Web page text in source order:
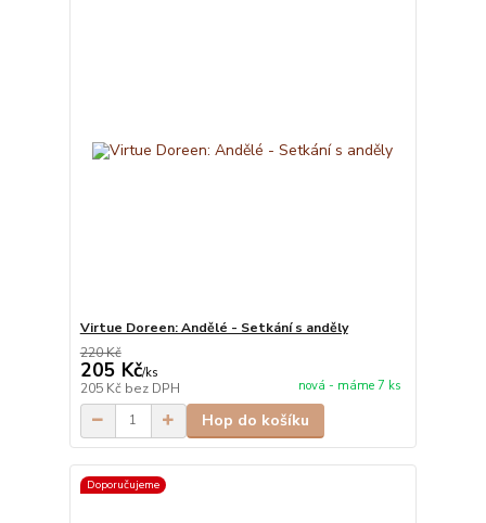
Virtue Doreen: Andělé - Setkání s anděly
220 Kč
205 Kč/ks
205 Kč bez DPH nová - máme 7 ks
Hop do košíku
Doporučujeme